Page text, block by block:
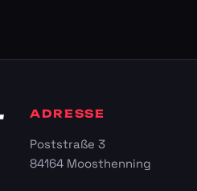
ADRESSE
Poststraße 3
84164 Moosthenning